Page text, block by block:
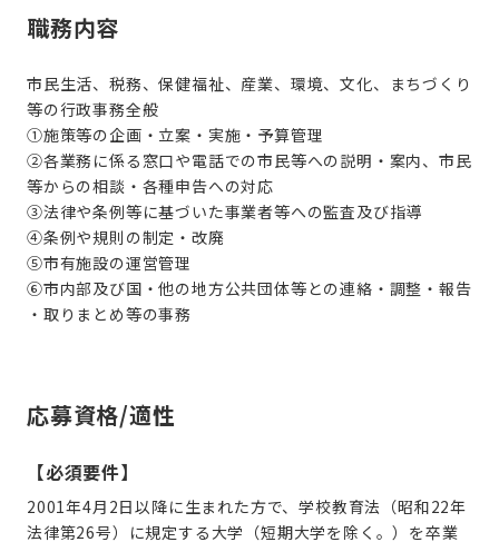
職務内容
市民生活、税務、保健福祉、産業、環境、文化、まちづくり
等の行政事務全般
①施策等の企画・立案・実施・予算管理
②各業務に係る窓口や電話での市民等への説明・案内、市民
等からの相談・各種申告への対応
③法律や条例等に基づいた事業者等への監査及び指導
④条例や規則の制定・改廃
⑤市有施設の運営管理
⑥市内部及び国・他の地方公共団体等との連絡・調整・報告
・取りまとめ等の事務
応募資格/適性
【必須要件】
2001年4月2日以降に生まれた方で、学校教育法（昭和22年
法律第26号）に規定する大学（短期大学を除く。）を卒業